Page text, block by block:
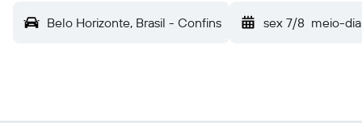
Belo Horizonte, Brasil - Confins sex 7/8 meio-dia